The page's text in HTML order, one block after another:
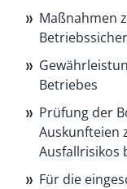
Maßnahmen
Betriebes
Prüfung der
Auskunfteien
Ausfallrisikos
Für die